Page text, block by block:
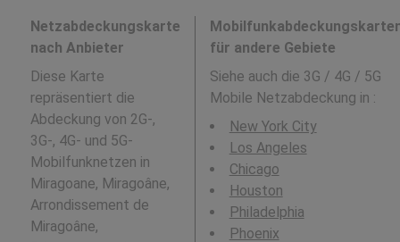
Netzabdeckungskarte
nach Anbieter
Diese Karte
repräsentiert die
Abdeckung von 2G-,
3G-, 4G- und 5G-
Mobilfunknetzen in
Miragoane, Miragoâne,
Arrondissement de
Miragoâne,
für andere Gebiete
Siehe auch die 3G / 4G / 5G
Mobile Netzabdeckung in :
New York City
Los Angeles
Chicago
Houston
Philadelphia
Phoenix